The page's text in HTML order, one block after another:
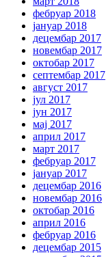
фебруар 2018
јануар 2018
децембар 2017
новембар 2017
октобар 2017
септембар 2017
август 2017
јул 2017
јун 2017
мај 2017
април 2017
март 2017
фебруар 2017
јануар 2017
децембар 2016
новембар 2016
октобар 2016
април 2016
фебруар 2016
децембар 2015